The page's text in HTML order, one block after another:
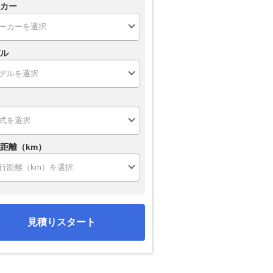
ー
離（km）
見積りスタート